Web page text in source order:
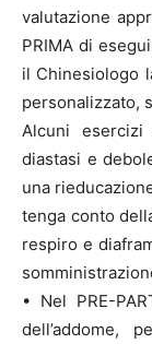
valutazione
PRIMA di
il Chinesiologo
personalizzato,
Alcuni
diastasi e
una
tenga conto
respiro e
• Nel PRE-
dell’addome,